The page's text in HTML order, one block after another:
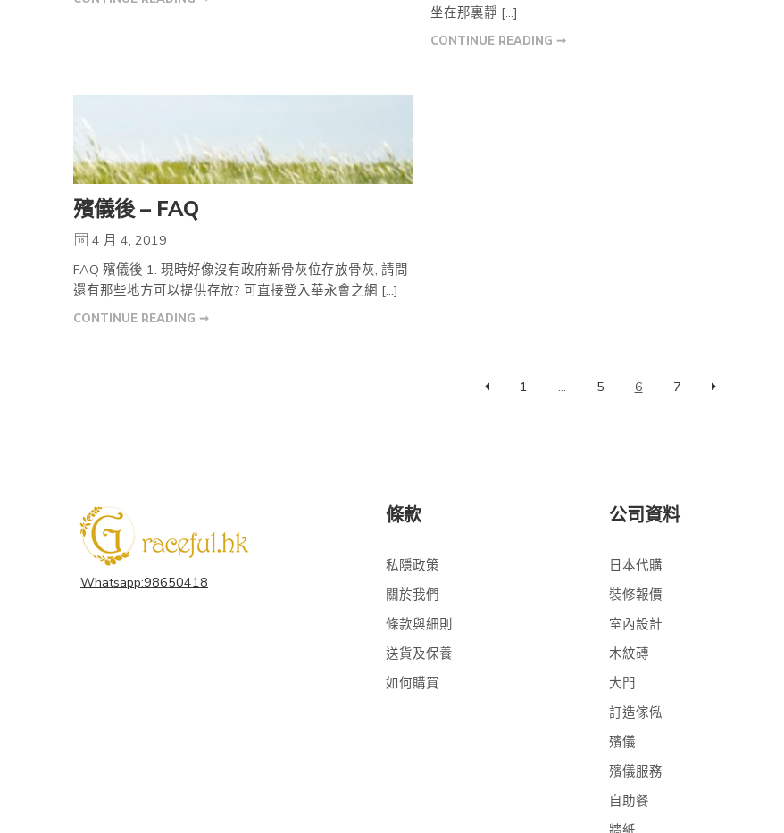
坐在那裏靜 […]
CONTINUE READING ➞
殯儀後 – FAQ
4 月 4, 2019
FAQ 殯儀後 1. 現時好像沒有政府新骨灰位存放骨灰, 請問
還有那些地方可以提供存放? 可直接登入華永會之網 […]
CONTINUE READING ➞
1 ... 5 6 7
Whatsapp:98650418
條款
私隱政策
關於我們
條款與細則
送貨及保養
如何購買
公司資料
日本代購
裝修報價
室內設計
木紋磚
大門
訂造傢俬
殯儀
殯儀服務
自助餐